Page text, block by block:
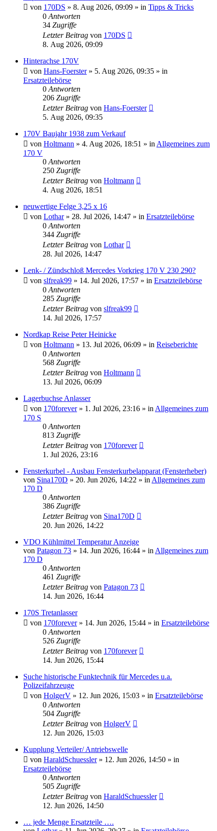
von 170DS » 8. Aug 2026, 09:09 » in Tipps & Tricks
0 Antworten
34 Zugriffe
Letzter Beitrag von 170DS
8. Aug 2026, 09:09
Hinterachse 170V
von Hans-Foerster» 5. Aug 2026, 09:35 » in
Ersatzteilebörse
0 Antworten
206 Zugriffe
Letzter Beitrag von Hans-Foerster
5. Aug 2026, 09:35
170V Baujahr 1938 zum Verkauf
von Holtmann » 4. Aug 2026, 18:51 » in Allgemeines zum
170 V
0 Antworten
250 Zugriffe
Letzter Beitrag von Holtmann
4. Aug 2026, 18:51
neuwertige Felge 3,25 x 16
von Lothar» 28. Jul 2026, 14:47 » in Ersatzteilebörse
0 Antworten
344 Zugriffe
Letzter Beitrag von Lothar
28. Jul 2026, 14:47
Lenk- / Zündschloß Mercedes Vorkrieg 170 V 230 290?
von slfreak99 » 14. Jul 2026, 17:57 » in Ersatzteilebörse
0 Antworten
285 Zugriffe
Letzter Beitrag von slfreak99
14. Jul 2026, 17:57
Nordkap Reise Peter Heinicke
von Holtmann » 13. Jul 2026, 06:09 » in Reiseberichte
0 Antworten
568 Zugriffe
Letzter Beitrag von Holtmann
13. Jul 2026, 06:09
Lagerbuchse Anlasser
von 170forever» 1. Jul 2026, 23:16 » in Allgemeines zum
170 S
0 Antworten
813 Zugriffe
Letzter Beitrag von 170forever
1. Jul 2026, 23:16
Fensterkurbel - Ausbau Fensterkurbelapparat (Fensterheber)
von Sina170D » 20. Jun 2026, 14:22 » in Allgemeines zum
170 D
0 Antworten
386 Zugriffe
Letzter Beitrag von Sina170D
20. Jun 2026, 14:22
VDO Kühlmittel Temperatur Anzeige
von Patagon 73 » 14. Jun 2026, 16:44 » in Allgemeines zum
170 D
0 Antworten
461 Zugriffe
Letzter Beitrag von Patagon 73
14. Jun 2026, 16:44
170S Tretanlasser
von 170forever» 14. Jun 2026, 15:44 » in Ersatzteilebörse
0 Antworten
526 Zugriffe
Letzter Beitrag von 170forever
14. Jun 2026, 15:44
Suche historische Funktechnik für Mercedes u.a.
Polizeifahrzeuge
von HolgerV » 12. Jun 2026, 15:03 » in Ersatzteilebörse
0 Antworten
504 Zugriffe
Letzter Beitrag von HolgerV
12. Jun 2026, 15:03
Kupplung Verteiler/ Antriebswelle
von HaraldSchuessler» 12. Jun 2026, 14:50 » in
Ersatzteilebörse
0 Antworten
505 Zugriffe
Letzter Beitrag von HaraldSchuessler
12. Jun 2026, 14:50
… jede Menge Ersatzteile ….